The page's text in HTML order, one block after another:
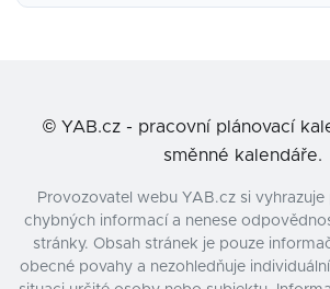
© YAB.cz - pracovní plánovací
směnné kalendáře.
Provozovatel webu YAB.cz si vyhrazuje
chybných informací a nenese
stránky. Obsah stránek je pouze
obecné povahy a nezohledňuje